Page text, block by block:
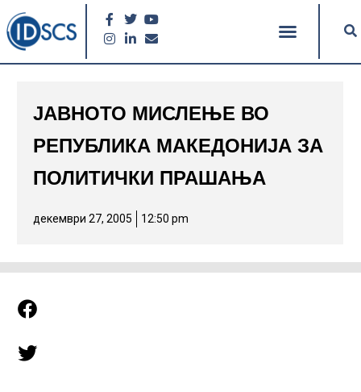
JАВНОТО МИСЛЕЊЕ ВО
РЕПУБЛИКА МАКЕДОНИЈА ЗА
ПОЛИТИЧКИ ПРАШАЊА
декември 27, 2005 12:50 pm